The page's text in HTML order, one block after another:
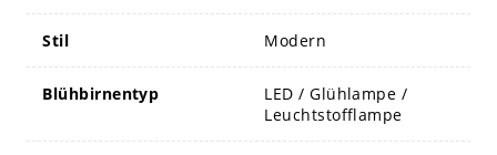
Stil Modern
Blühbirnentyp
LED / Glühlampe /
Leuchtstofflampe